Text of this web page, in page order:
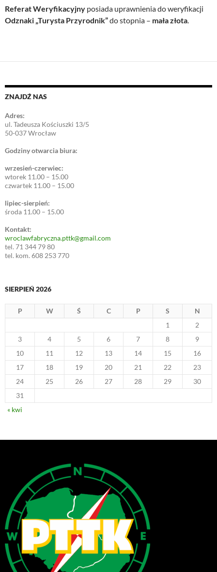
Referat Weryfikacyjny posiada uprawnienia do weryfikacji
Odznaki „Turysta Przyrodnik”do stopnia – mała złota.
ZNAJDŹ NAS
Adres:
ul. Tadeusza Kościuszki 13/5
50-037 Wrocław
Godziny otwarcia biura:
wrzesień-czerwiec:
wtorek 11.00 – 15.00
czwartek 11.00 – 15.00
lipiec-sierpień:
środa 11.00 – 15.00
Kontakt:
wroclawfabryczna.pttk@gmail.com
tel. 71 344 79 80
tel. kom. 608 253 770
SIERPIEŃ 2026
P W Ś C P S
N
1
2
3
4 5 6 7 8
9
10
11 12 13 14 15
16
17
18 19 20 21 22
23
24
25 26 27 28 29
30
31
« kwi